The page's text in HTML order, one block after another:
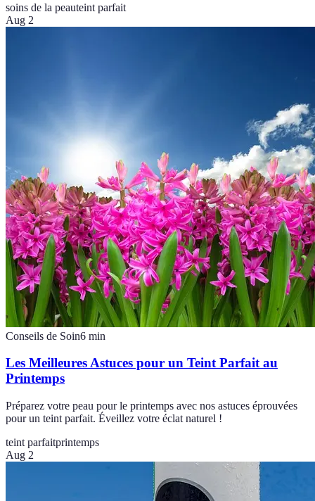
soins de la peauteint parfait
Aug 2
Conseils de Soin6 min
Les Meilleures Astuces pour un Teint Parfait au
Printemps
Préparez votre peau pour le printemps avec nos astuces éprouvées
pour un teint parfait. Éveillez votre éclat naturel !
teint parfaitprintemps
Aug 2